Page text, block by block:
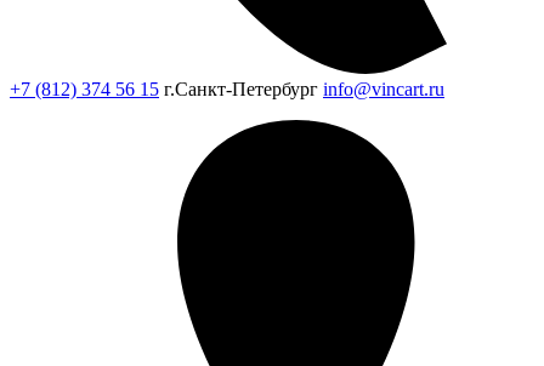
+7 (812) 374 56 15 г.Санкт-Петербург info@vincart.ru